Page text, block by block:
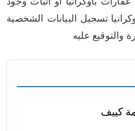
تسجيل البيانات الشخصية
والتوقيع عليه
كييف